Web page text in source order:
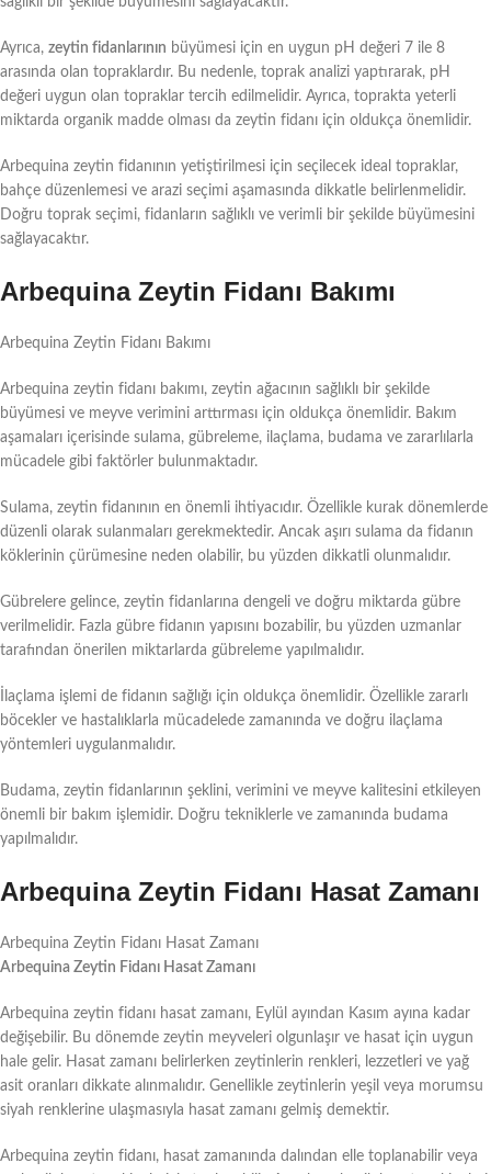
Ayrıca, zeytin fidanlarının büyümesi için en uygun pH değeri 7 ile 8
arasında olan topraklardır. Bu nedenle, toprak analizi yaptırarak, pH
değeri uygun olan topraklar tercih edilmelidir. Ayrıca, toprakta yeterli
miktarda organik madde olması da zeytin fidanı için oldukça önemlidir.
Arbequina zeytin fidanının yetiştirilmesi için seçilecek ideal topraklar,
bahçe düzenlemesi ve arazi seçimi aşamasında dikkatle belirlenmelidir.
Doğru toprak seçimi, fidanların sağlıklı ve verimli bir şekilde büyümesini
sağlayacaktır.
Arbequina Zeytin Fidanı Bakımı
Arbequina Zeytin Fidanı Bakımı
Arbequina zeytin fidanı bakımı, zeytin ağacının sağlıklı bir şekilde
büyümesi ve meyve verimini arttırması için oldukça önemlidir. Bakım
aşamaları içerisinde sulama, gübreleme, ilaçlama, budama ve zararlılarla
mücadele gibi faktörler bulunmaktadır.
Sulama, zeytin fidanının en önemli ihtiyacıdır. Özellikle kurak dönemlerde
düzenli olarak sulanmaları gerekmektedir. Ancak aşırı sulama da fidanın
köklerinin çürümesine neden olabilir, bu yüzden dikkatli olunmalıdır.
Gübrelere gelince, zeytin fidanlarına dengeli ve doğru miktarda gübre
verilmelidir. Fazla gübre fidanın yapısını bozabilir, bu yüzden uzmanlar
tarafından önerilen miktarlarda gübreleme yapılmalıdır.
İlaçlama işlemi de fidanın sağlığı için oldukça önemlidir. Özellikle zararlı
böcekler ve hastalıklarla mücadelede zamanında ve doğru ilaçlama
yöntemleri uygulanmalıdır.
Budama, zeytin fidanlarının şeklini, verimini ve meyve kalitesini etkileyen
önemli bir bakım işlemidir. Doğru tekniklerle ve zamanında budama
yapılmalıdır.
Arbequina Zeytin Fidanı Hasat Zamanı
Arbequina Zeytin Fidanı Hasat Zamanı
Arbequina Zeytin Fidanı Hasat Zamanı
Arbequina zeytin fidanı hasat zamanı, Eylül ayından Kasım ayına kadar
değişebilir. Bu dönemde zeytin meyveleri olgunlaşır ve hasat için uygun
hale gelir. Hasat zamanı belirlerken zeytinlerin renkleri, lezzetleri ve yağ
asit oranları dikkate alınmalıdır. Genellikle zeytinlerin yeşil veya morumsu
siyah renklerine ulaşmasıyla hasat zamanı gelmiş demektir.
Arbequina zeytin fidanı, hasat zamanında dalından elle toplanabilir veya